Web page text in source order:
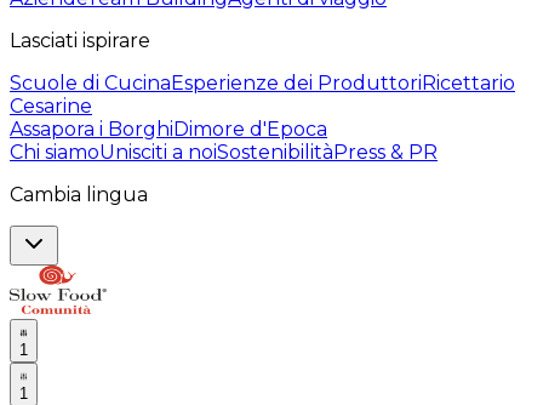
Lasciati ispirare
Scuole di CucinaEsperienze dei ProduttoriRicettario
Cesarine
Assapora i BorghiDimore d'Epoca
Chi siamoUnisciti a noiSostenibilitàPress & PR
Cambia lingua
1
1